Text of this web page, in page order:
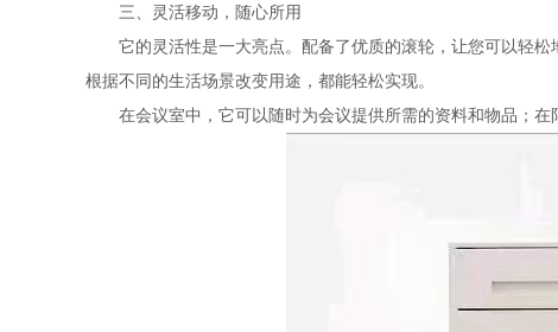
三、灵活移动，随心所用
它的灵活性是一大亮点。配备了优质的滚轮，让您可以轻
根据不同的生活场景改变用途，都能轻松实现。
在会议室中，它可以随时为会议提供所需的资料和物品；